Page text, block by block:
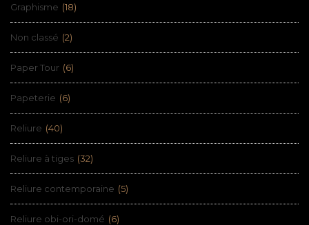
Graphisme (18)
Non classé (2)
Paper Tour (6)
Papeterie (6)
Reliure (40)
Reliure à tiges (32)
Reliure contemporaine (5)
Reliure obi-ori-domé (6)